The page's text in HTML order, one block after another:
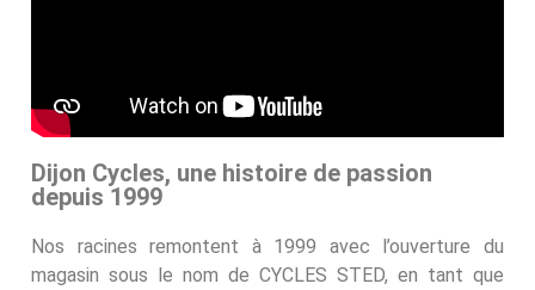
Dijon Cycles, une histoire de passion
depuis 1999
Nos racines remontent à 1999 avec l’ouverture du
magasin sous le nom de CYCLES STED, en tant que